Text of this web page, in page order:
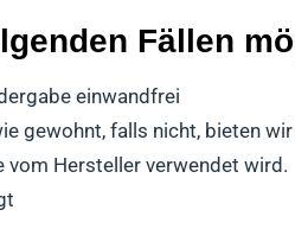
Fällen
einwandfrei
gewohnt, falls nicht, bieten
Hersteller verwendet wird.